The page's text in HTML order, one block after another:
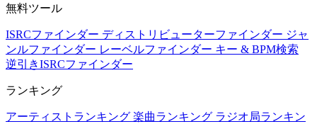
無料ツール
ISRCファインダー ディストリビューターファインダー ジャ
ンルファインダー レーベルファインダー キー & BPM検索
逆引きISRCファインダー
ランキング
アーティストランキング 楽曲ランキング ラジオ局ランキン